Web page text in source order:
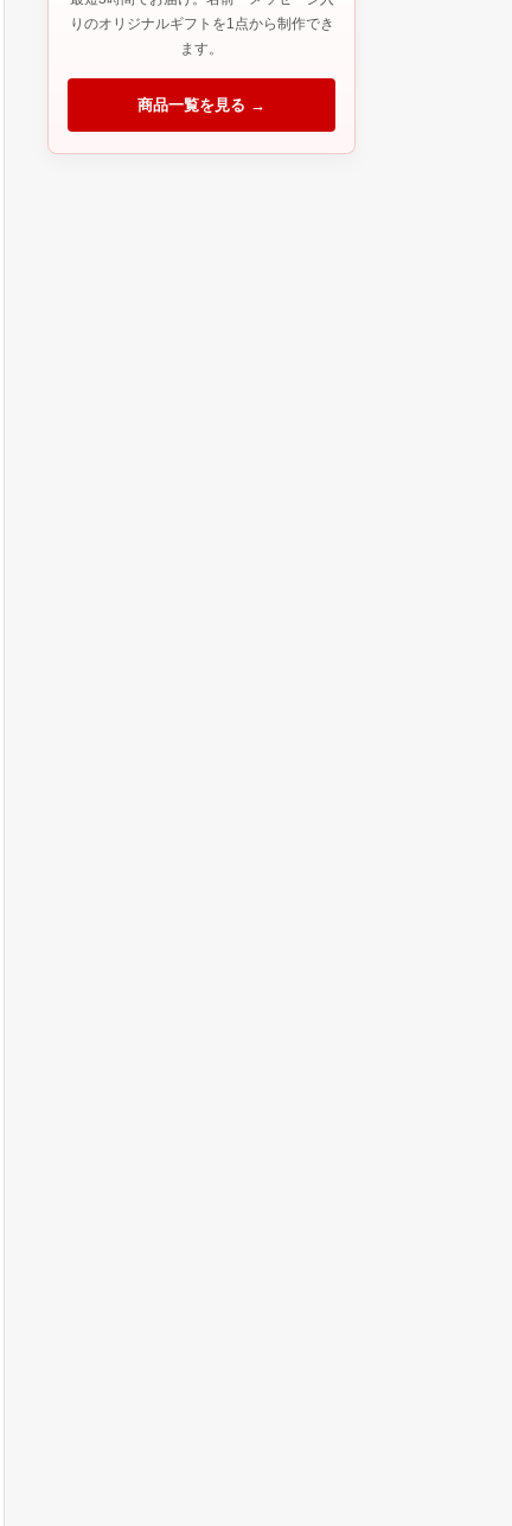
りのオリジナルギフトを1点から制作でき
ます。
商品一覧を見る →